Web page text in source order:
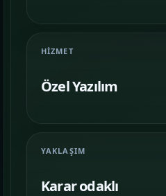
İletişim
HIZMET
Özel Yazılım
YAKLAŞIM
Karar odaklı